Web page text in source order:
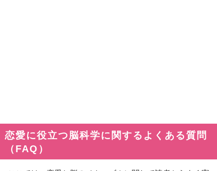
恋愛に役立つ脳科学に関するよくある質問
（FAQ）